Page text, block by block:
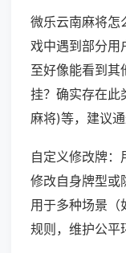
微乐云南麻将怎
戏中遇到部分用
至好像能看到其
挂？确实存在此
麻将)等，建议
自定义修改牌：
修改自身牌型或
用于多种场景（
规则，维护公平